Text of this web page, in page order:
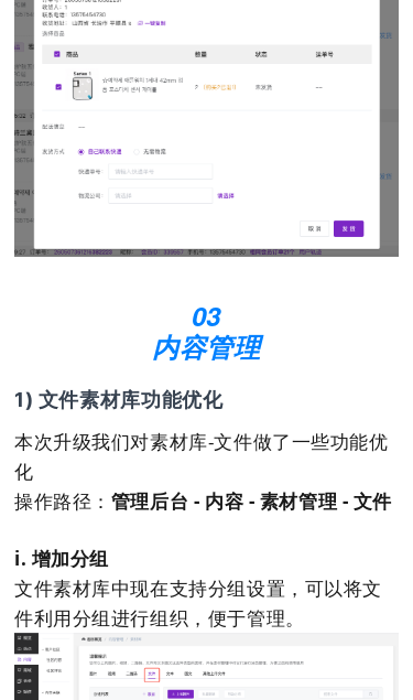
03
内容管理
1) 文件素材库功能优化
本次升级我们对素材库-文件做了一些功能优
化
操作路径： 管理后台 - 内容 - 素材管理 - 文件
i. 增加分组
文件素材库中现在支持分组设置，可以将文
件利用分组进行组织，便于管理。